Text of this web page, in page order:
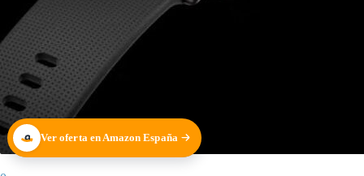
Ver oferta en Amazon España